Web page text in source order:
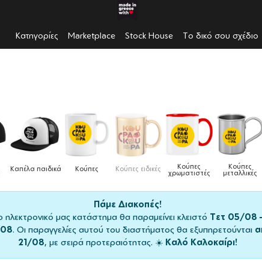
Κατηγορίες Marketplace Stock House Το δικό σου σχέδιο
Καπέλα παιδικά Κούπες Κούπες ειδικές Κούπες
χρωματιστές
Κούπες
μεταλλικές
Πάμε Διακοπές!
ηλεκτρονικό μας κατάστημα θα παραμείνει κλειστό Τετ 05/08
. Οι παραγγελίες αυτού του διαστήματος θα εξυπηρετούνται
21/08, με σειρά προτεραιότητας. ☀️ Καλό Καλοκαίρι!